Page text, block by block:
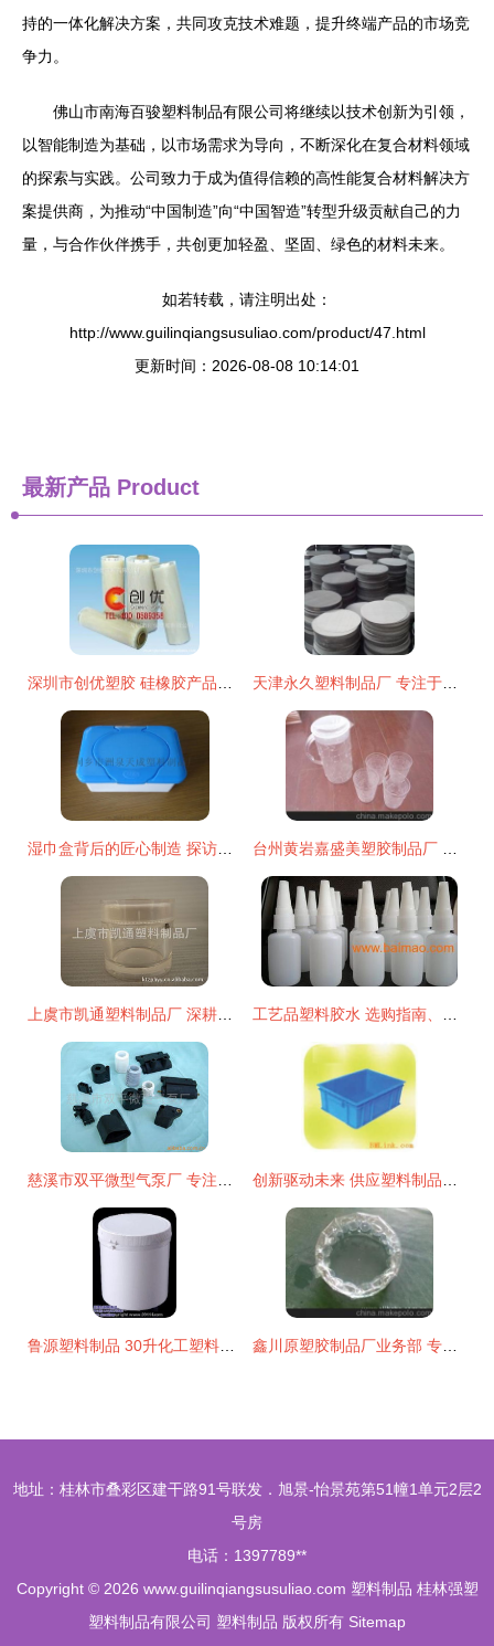
持的一体化解决方案，共同攻克技术难题，提升终端产品的市场竞
争力。
佛山市南海百骏塑料制品有限公司将继续以技术创新为引领，
以智能制造为基础，以市场需求为导向，不断深化在复合材料领域
的探索与实践。公司致力于成为值得信赖的高性能复合材料解决方
案提供商，为推动“中国制造”向“中国智造”转型升级贡献自己的力
量，与合作伙伴携手，共创更加轻盈、坚固、绿色的材料未来。
如若转载，请注明出处：
http://www.guilinqiangsusuliao.com/product/47.html
更新时间：2026-08-08 10:14:01
最新产品 Product
地址：桂林市叠彩区建干路91号联发．旭景-怡景苑第51幢1单元2层2
号房
电话：1397789**
Copyright © 2026 www.guilinqiangsusuliao.com 塑料制品 桂林强塑
塑料制品有限公司 塑料制品 版权所有 Sitemap